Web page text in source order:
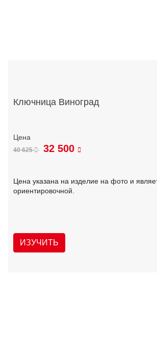
Ключница Виноград
40 625 32 500
Цена указана на изделие на фото и
ориентировочной.
ИЗУЧИТЬ